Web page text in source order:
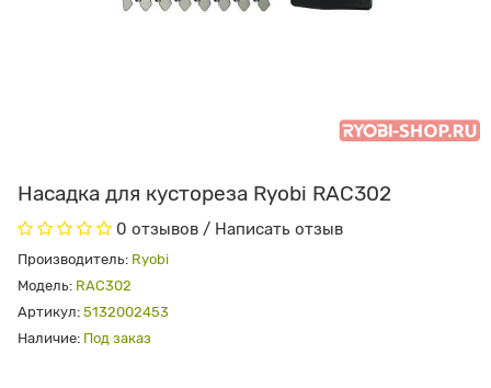
Насадка для кустореза Ryobi RAC302
0 отзывов / Написать отзыв
Производитель: Ryobi
Модель: RAC302
Артикул: 5132002453
Наличие: Под заказ